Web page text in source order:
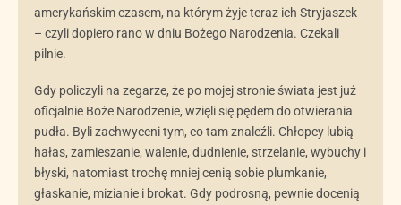
amerykańskim czasem, na którym żyje teraz ich Stryjaszek
– czyli dopiero rano w dniu Bożego Narodzenia. Czekali
pilnie.
Gdy policzyli na zegarze, że po mojej stronie świata jest już
oficjalnie Boże Narodzenie, wzięli się pędem do otwierania
pudła. Byli zachwyceni tym, co tam znaleźli. Chłopcy lubią
hałas, zamieszanie, walenie, dudnienie, strzelanie, wybuchy i
błyski, natomiast trochę mniej cenią sobie plumkanie,
głaskanie, mizianie i brokat. Gdy podrosną, pewnie docenią